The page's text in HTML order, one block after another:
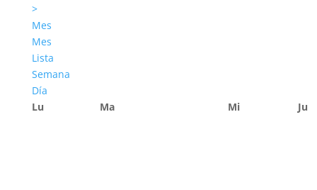
>
Mes
Mes
Lista
Semana
Día
Lu
Ma Mi Ju